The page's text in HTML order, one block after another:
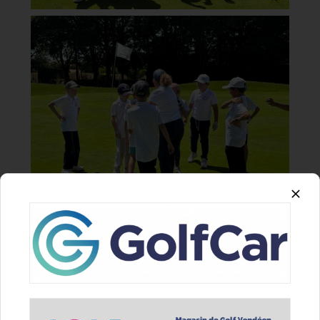
22/06/2026